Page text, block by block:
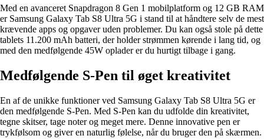
Med en avanceret Snapdragon 8 Gen 1 mobilplatform og 12 GB RAM
er Samsung Galaxy Tab S8 Ultra 5G i stand til at håndtere selv de mest
krævende apps og opgaver uden problemer. Du kan også stole på dette
tablets 11.200 mAh batteri, der holder strømmen kørende i lang tid, og
med den medfølgende 45W oplader er du hurtigt tilbage i gang.
Medfølgende S-Pen til øget kreativitet
En af de unikke funktioner ved Samsung Galaxy Tab S8 Ultra 5G er
den medfølgende S-Pen. Med S-Pen kan du udfolde din kreativitet,
tegne skitser, tage noter og meget mere. Denne innovative pen er
trykfølsom og giver en naturlig følelse, når du bruger den på skærmen.